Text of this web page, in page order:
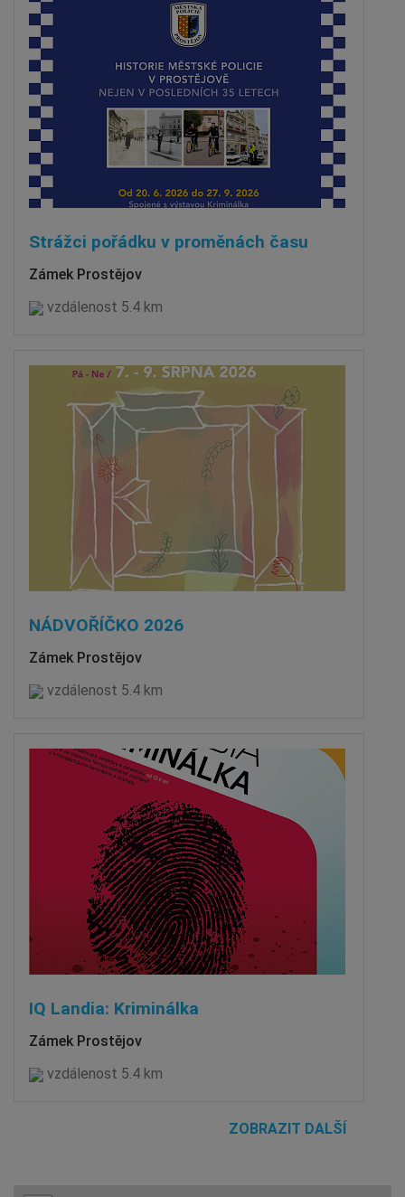
Strážci pořádku v proměnách času
Zámek Prostějov
vzdálenost 5.4 km
NÁDVOŘÍČKO 2026
Zámek Prostějov
vzdálenost 5.4 km
IQ Landia: Kriminálka
Zámek Prostějov
vzdálenost 5.4 km
ZOBRAZIT DALŠÍ